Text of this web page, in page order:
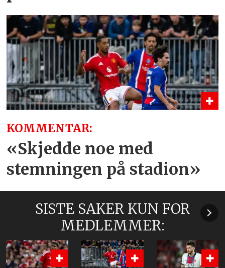
KOMMENTAR:
«Skjedde noe med
stemningen på stadion»
SISTE SAKER KUN FOR
MEDLEMMER: